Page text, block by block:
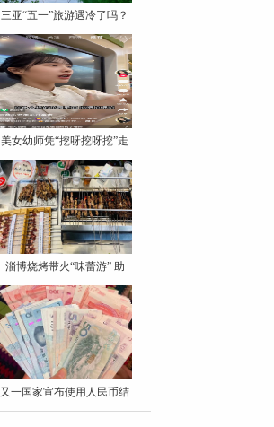
三亚“五一”旅游遇冷了吗？
美女幼师凭“挖呀挖呀挖”走
淄博烧烤带火“味蕾游” 助
又一国家宣布使用人民币结
算